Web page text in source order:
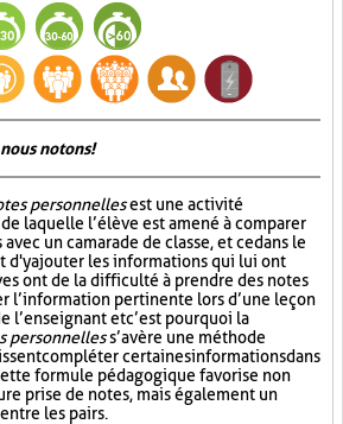
notons!
personnellesest une activité
laquelle l’élève est amené à comparer
un camarade de classe, et ce dans le
d'y ajouter les informations qui lui ont
ont de la difficulté à prendre des notes
l’information pertinente lors d’une leçon
l’enseignant et c’est pourquoi la
personnelless’avère une méthode
compléter certaines informations dans
formule pédagogique favorise non
prise de notes, mais également un
les pairs.